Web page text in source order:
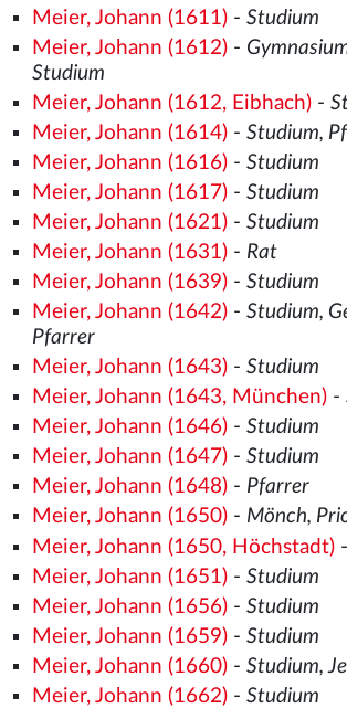
Meier, Johann (1611)- Studium
Meier, Johann (1612)-
Studium
Meier, Johann (1612, Eibhach)-
Meier, Johann (1614)- Studium,
Meier, Johann (1616)- Studium
Meier, Johann (1617)- Studium
Meier, Johann (1621)- Studium
Meier, Johann (1631)- Rat
Meier, Johann (1639)- Studium
Meier, Johann (1642)- Studium,
Pfarrer
Meier, Johann (1643)- Studium
Meier, Johann (1643, München)-
Meier, Johann (1646)- Studium
Meier, Johann (1647)- Studium
Meier, Johann (1648)- Pfarrer
Meier, Johann (1650)- Mönch,
Meier, Johann (1650, Höchstadt)-
Meier, Johann (1651)- Studium
Meier, Johann (1656)- Studium
Meier, Johann (1659)- Studium
Meier, Johann (1660)- Studium,
Meier, Johann (1662)- Studium